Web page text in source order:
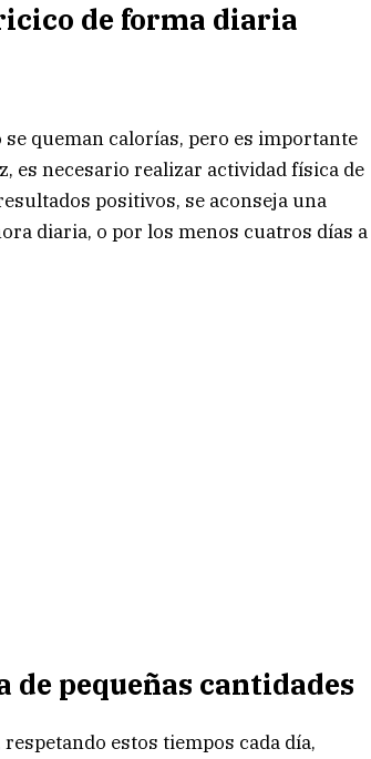
de forma diaria
queman calorías, pero es importante
es necesario realizar actividad física de
positivos, se aconseja una
diaria, o por los menos cuatros días a
de pequeñas cantidades
estos tiempos cada día,